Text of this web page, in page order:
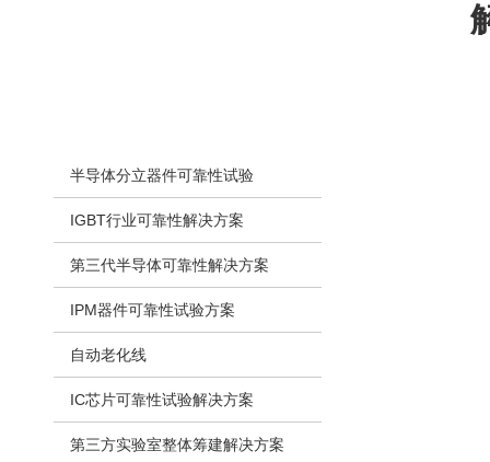
半导体分立器件可靠性试验
IGBT行业可靠性解决方案
第三代半导体可靠性解决方案
IPM器件可靠性试验方案
自动老化线
IC芯片可靠性试验解决方案
第三方实验室整体筹建解决方案